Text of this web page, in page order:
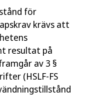
för
krävs att
resultat på
av 3 §
(HSLF-FS